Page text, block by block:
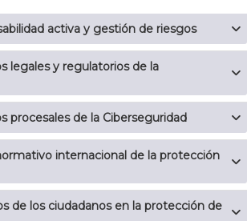
activa y gestión de riesgos
legales y regulatorios de la
procesales de la Ciberseguridad
internacional de la protección
de los ciudadanos en la protección de